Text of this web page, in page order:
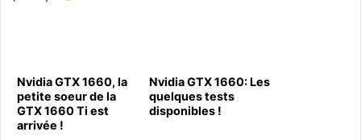
Nvidia GTX 1660, la
petite soeur de la
GTX 1660 Ti est
arrivée !
Nvidia GTX 1660: Les
quelques tests
disponibles !